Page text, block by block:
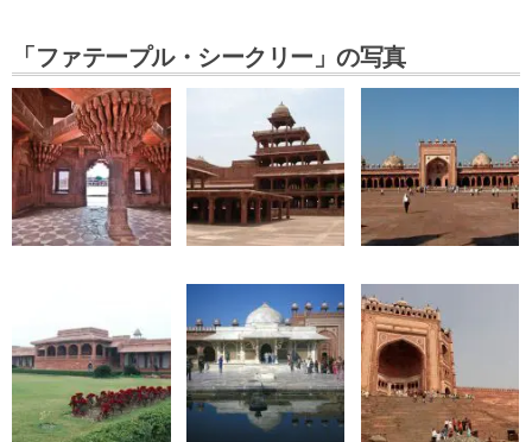
「ファテープル・シークリー」の写真